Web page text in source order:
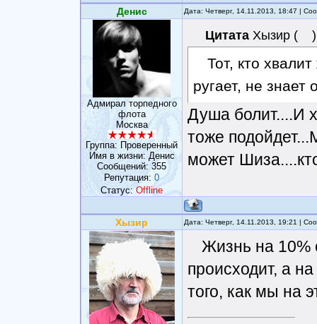
Денис Дата: Четверг, 14.11.2013, 18:47 |
Адмирал торпедного
флота
Москва
Группа: Проверенный
Имя в жизни: Денис
Сообщений: 355
Репутация: 0
Статус:Offline
Цитата Хызир ( )
Тот, кто
ругает, не знает
Душа болит....И
тоже
может
Хызир Дата: Четверг, 14.11.2013, 19:21 |
Жизнь на 10%
происходит, а
того, как мы на